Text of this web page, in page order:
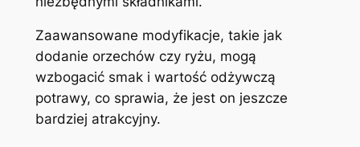
Zaawansowane modyfikacje, takie jak
dodanie orzechów czy ryżu, mogą
wzbogacić smak i wartość odżywczą
potrawy, co sprawia, że jest on jeszcze
bardziej atrakcyjny.